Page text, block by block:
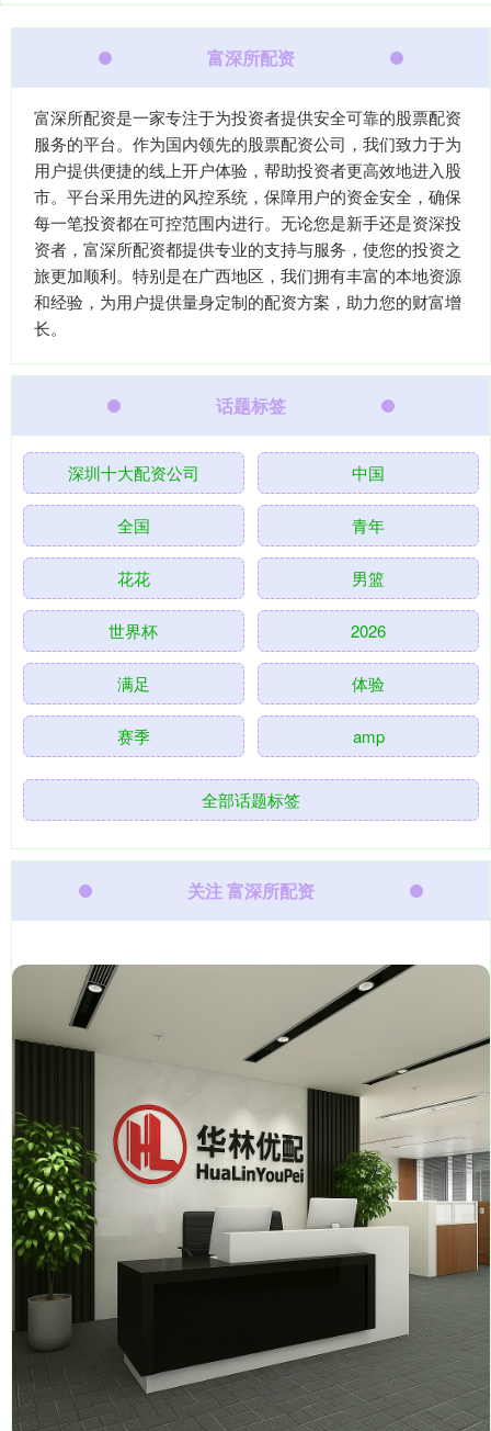
富深所配资
富深所配资是一家专注于为投资者提供安全可靠的股票配资
服务的平台。作为国内领先的股票配资公司，我们致力于为
用户提供便捷的线上开户体验，帮助投资者更高效地进入股
市。平台采用先进的风控系统，保障用户的资金安全，确保
每一笔投资都在可控范围内进行。无论您是新手还是资深投
资者，富深所配资都提供专业的支持与服务，使您的投资之
旅更加顺利。特别是在广西地区，我们拥有丰富的本地资源
和经验，为用户提供量身定制的配资方案，助力您的财富增
长。
话题标签
深圳十大配资公司 中国
全国 青年
花花 男篮
世界杯 2026
满足 体验
赛季 amp
全部话题标签
关注 富深所配资